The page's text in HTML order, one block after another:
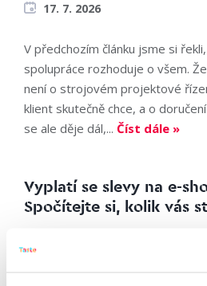
17. 7. 2026
V předchozím článku jsme si
spolupráce rozhoduje o všem.
není o strojovém projektové
klient skutečně chce, a o
se ale děje dál,... Číst dále »
Vyplatí se slevy na e-
Spočítejte si, kolik vás